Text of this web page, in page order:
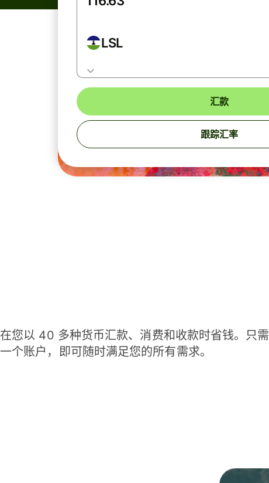
LSL
汇款
跟踪汇率
在您以 40 多种货币汇款、消费和收款时省钱。只需
一个账户，即可随时满足您的所有需求。